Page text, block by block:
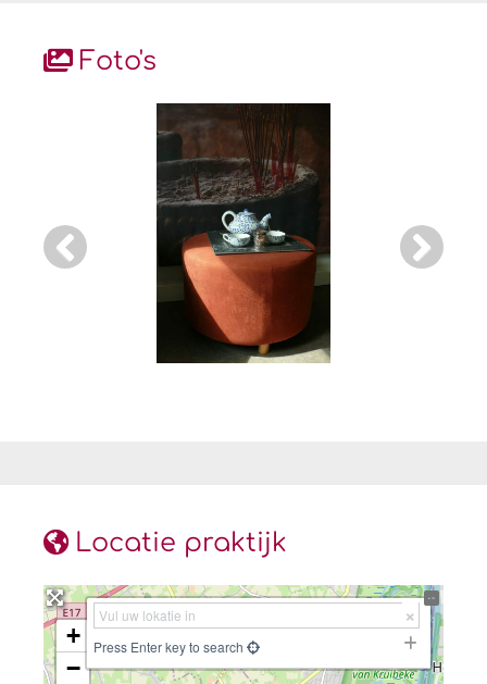
Foto's
Locatie praktijk
+
−
Press Enter key to search